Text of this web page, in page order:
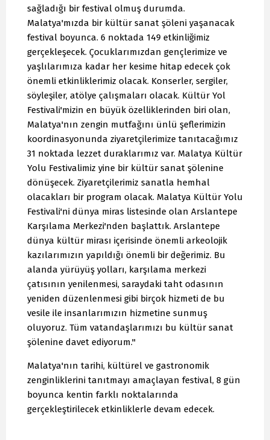
sağladığı bir festival olmuş durumda.
Malatya'mızda bir kültür sanat şöleni yaşanacak
festival boyunca. 6 noktada 149 etkinliğimiz
gerçekleşecek. Çocuklarımızdan gençlerimize ve
yaşlılarımıza kadar her kesime hitap edecek çok
önemli etkinliklerimiz olacak. Konserler, sergiler,
söyleşiler, atölye çalışmaları olacak. Kültür Yol
Festivali'mizin en büyük özelliklerinden biri olan,
Malatya'nın zengin mutfağını ünlü şeflerimizin
koordinasyonunda ziyaretçilerimize tanıtacağımız
31 noktada lezzet duraklarımız var. Malatya Kültür
Yolu Festivalimiz yine bir kültür sanat şölenine
dönüşecek. Ziyaretçilerimiz sanatla hemhal
olacakları bir program olacak. Malatya Kültür Yolu
Festivali'ni dünya miras listesinde olan Arslantepe
Karşılama Merkezi'nden başlattık. Arslantepe
dünya kültür mirası içerisinde önemli arkeolojik
kazılarımızın yapıldığı önemli bir değerimiz. Bu
alanda yürüyüş yolları, karşılama merkezi
çatısının yenilenmesi, saraydaki taht odasının
yeniden düzenlenmesi gibi birçok hizmeti de bu
vesile ile insanlarımızın hizmetine sunmuş
oluyoruz. Tüm vatandaşlarımızı bu kültür sanat
şölenine davet ediyorum."
Malatya'nın tarihi, kültürel ve gastronomik
zenginliklerini tanıtmayı amaçlayan festival, 8 gün
boyunca kentin farklı noktalarında
gerçekleştirilecek etkinliklerle devam edecek.